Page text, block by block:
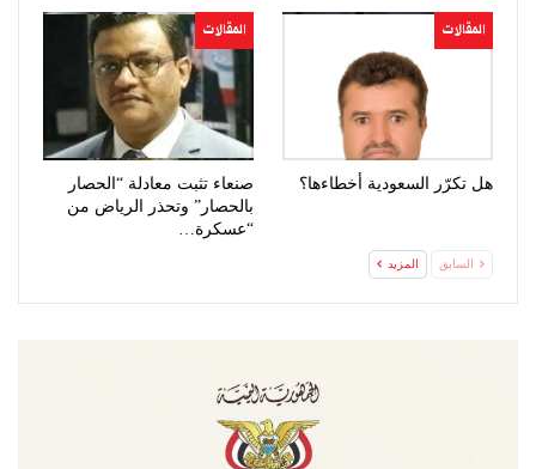
المقالات
هل تكرّر السعودية أخطاءها؟
المقالات
صنعاء تثبت معادلة “الحصار
بالحصار” وتحذر الرياض من
“عسكرة…
السابق المزيد